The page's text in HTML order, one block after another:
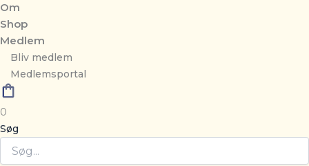
Om
Shop
Medlem
Bliv medlem
Medlemsportal
0
Søg